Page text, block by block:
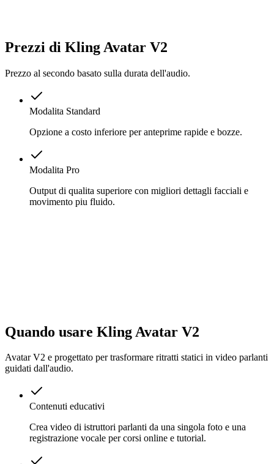
Prezzi di Kling Avatar V2
Prezzo al secondo basato sulla durata dell'audio.
Modalita Standard
Opzione a costo inferiore per anteprime rapide e bozze.
Modalita Pro
Output di qualita superiore con migliori dettagli facciali e
movimento piu fluido.
Quando usare Kling Avatar V2
Avatar V2 e progettato per trasformare ritratti statici in video parlanti
guidati dall'audio.
Contenuti educativi
Crea video di istruttori parlanti da una singola foto e una
registrazione vocale per corsi online e tutorial.